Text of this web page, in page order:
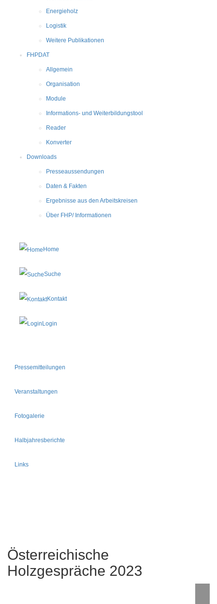
Energieholz
Logistik
Weitere Publikationen
FHPDAT
Allgemein
Organisation
Module
Informations- und Weiterbildungstool
Reader
Konverter
Downloads
Presseaussendungen
Daten & Fakten
Ergebnisse aus den Arbeitskreisen
Über FHP/ Informationen
Home
Suche
Kontakt
Login
Pressemitteilungen
Veranstaltungen
Fotogalerie
Halbjahresberichte
Links
Österreichische
Holzgespräche 2023